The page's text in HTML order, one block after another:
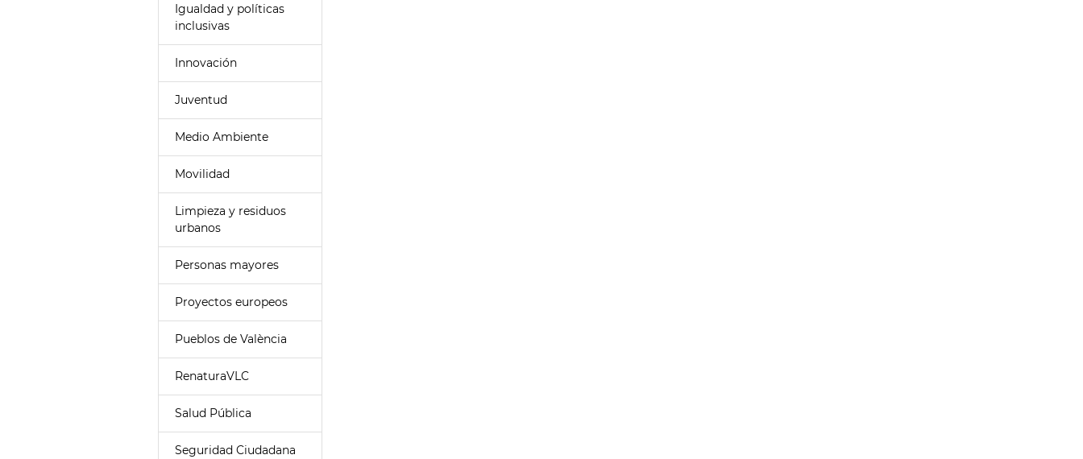
Igualdad y políticas
inclusivas
Innovación
Juventud
Medio Ambiente
Movilidad
Limpieza y residuos
urbanos
Personas mayores
Proyectos europeos
Pueblos de València
RenaturaVLC
Salud Pública
Seguridad Ciudadana